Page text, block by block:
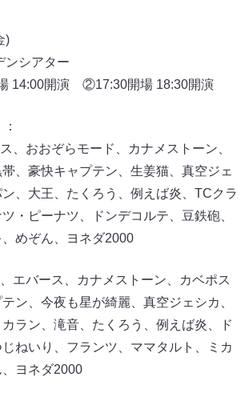
)
ンシアター
14:00開演 ②17:30開場 18:30開演
、おおぞらモード、カナメストーン、
、豪快キャプテン、生姜猫、真空ジェ
、大王、たくろう、例えば炎、TCクラ
・ピーナツ、ドンデコルテ、豆鉄砲、
めぞん、ヨネダ2000
、エバース、カナメストーン、カベポス
ン、今夜も星が綺麗、真空ジェシカ、
ラン、滝音、たくろう、例えば炎、ド
ねいり、フランツ、ママタルト、ミカ
ヨネダ2000